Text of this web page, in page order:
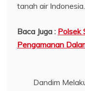
tanah air Indonesia.
Baca Juga : Polsek
Pengamanan
Dandim